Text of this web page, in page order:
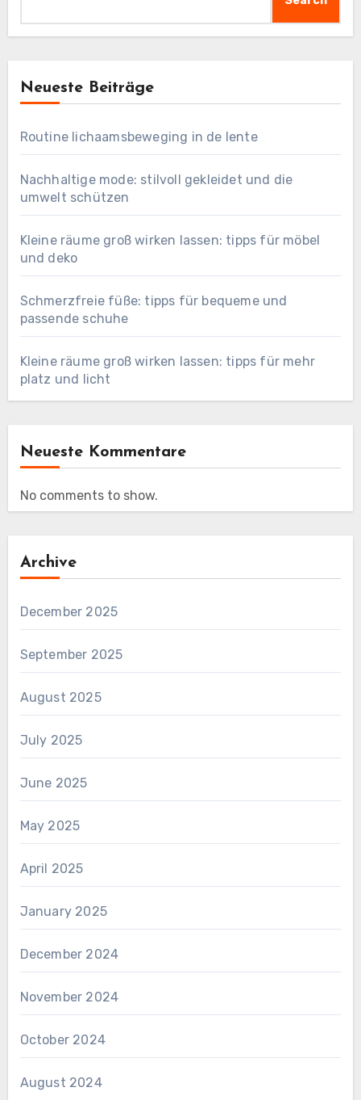
Neueste Beiträge
Routine lichaamsbeweging in de lente
Nachhaltige mode: stilvoll gekleidet und die
umwelt schützen
Kleine räume groß wirken lassen: tipps für möbel
und deko
Schmerzfreie füße: tipps für bequeme und
passende schuhe
Kleine räume groß wirken lassen: tipps für mehr
platz und licht
Neueste Kommentare
No comments to show.
Archive
December 2025
September 2025
August 2025
July 2025
June 2025
May 2025
April 2025
January 2025
December 2024
November 2024
October 2024
August 2024